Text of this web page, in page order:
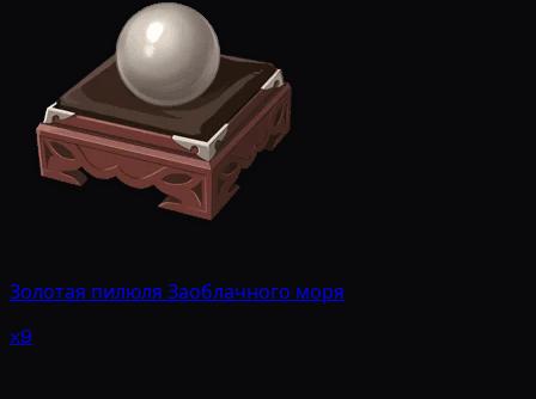
Золотая пилюля Заоблачного моря
x9